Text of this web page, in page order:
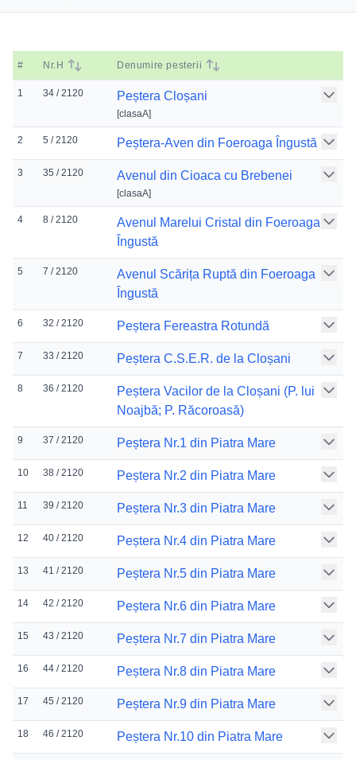
# Nr.H Denumire pesterii
1 34 / 2120 Peștera Cloșani
[clasaA]
2 5 / 2120 Peștera-Aven din Foeroaga Îngustă
3 35 / 2120 Avenul din Cioaca cu Brebenei
[clasaA]
4 8 / 2120
Avenul Marelui Cristal din Foeroaga
Îngustă
5 7 / 2120
Avenul Scărița Ruptă din Foeroaga
Îngustă
6 32 / 2120 Peștera Fereastra Rotundă
7 33 / 2120 Peștera C.S.E.R. de la Cloșani
8 36 / 2120
Peștera Vacilor de la Cloșani (P. lui
Noajbă; P. Răcoroasă)
9 37 / 2120 Peștera Nr.1 din Piatra Mare
10 38 / 2120 Peștera Nr.2 din Piatra Mare
11 39 / 2120 Peștera Nr.3 din Piatra Mare
12 40 / 2120 Peștera Nr.4 din Piatra Mare
13 41 / 2120 Peștera Nr.5 din Piatra Mare
14 42 / 2120 Peștera Nr.6 din Piatra Mare
15 43 / 2120 Peștera Nr.7 din Piatra Mare
16 44 / 2120 Peștera Nr.8 din Piatra Mare
17 45 / 2120 Peștera Nr.9 din Piatra Mare
18 46 / 2120 Peștera Nr.10 din Piatra Mare